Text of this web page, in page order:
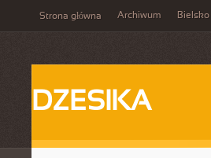
Strona główna Archiwum Bielsko
DZESIKA